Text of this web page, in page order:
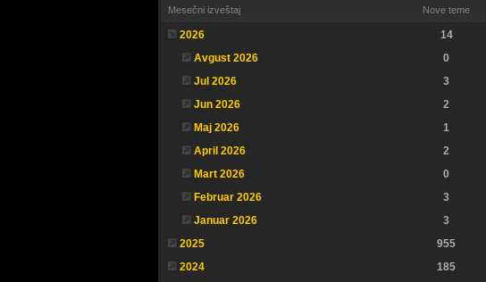
Mesečni izveštaj Nove teme
2026 14
Avgust 2026
0
Jul 2026
3
Jun 2026
2
Maj 2026
1
April 2026
2
Mart 2026
0
Februar 2026
3
Januar 2026
3
2025
955
2024
185